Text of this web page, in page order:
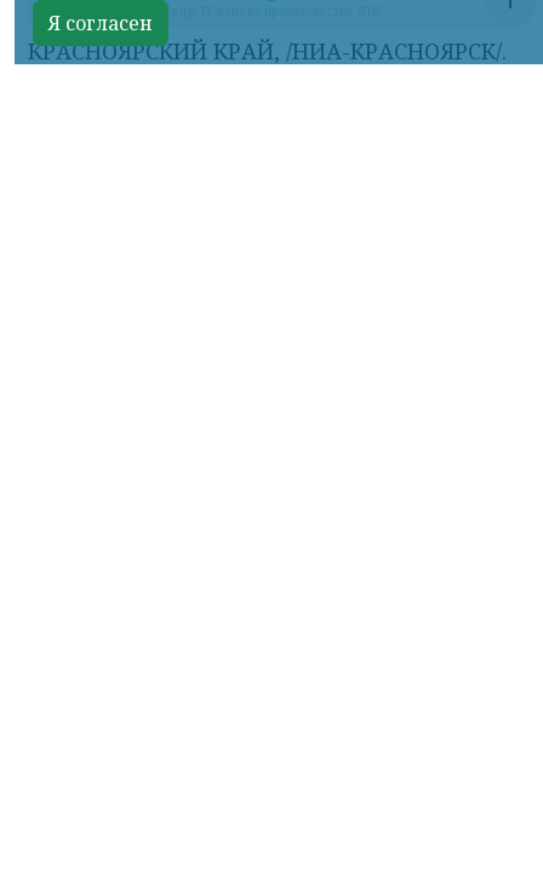
Кадр ТГ-канала правительства ДНР
КРАСНОЯРСКИЙ КРАЙ, /НИА-КРАСНОЯРСК/.
Я согласен